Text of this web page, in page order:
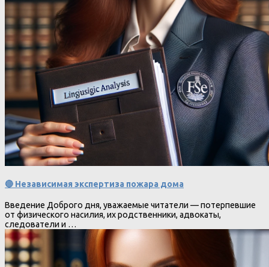
🔴 Независимая экспертиза пожара дома
Введение Доброго дня, уважаемые читатели — потерпевшие
от физического насилия, их родственники, адвокаты,
следователи и …